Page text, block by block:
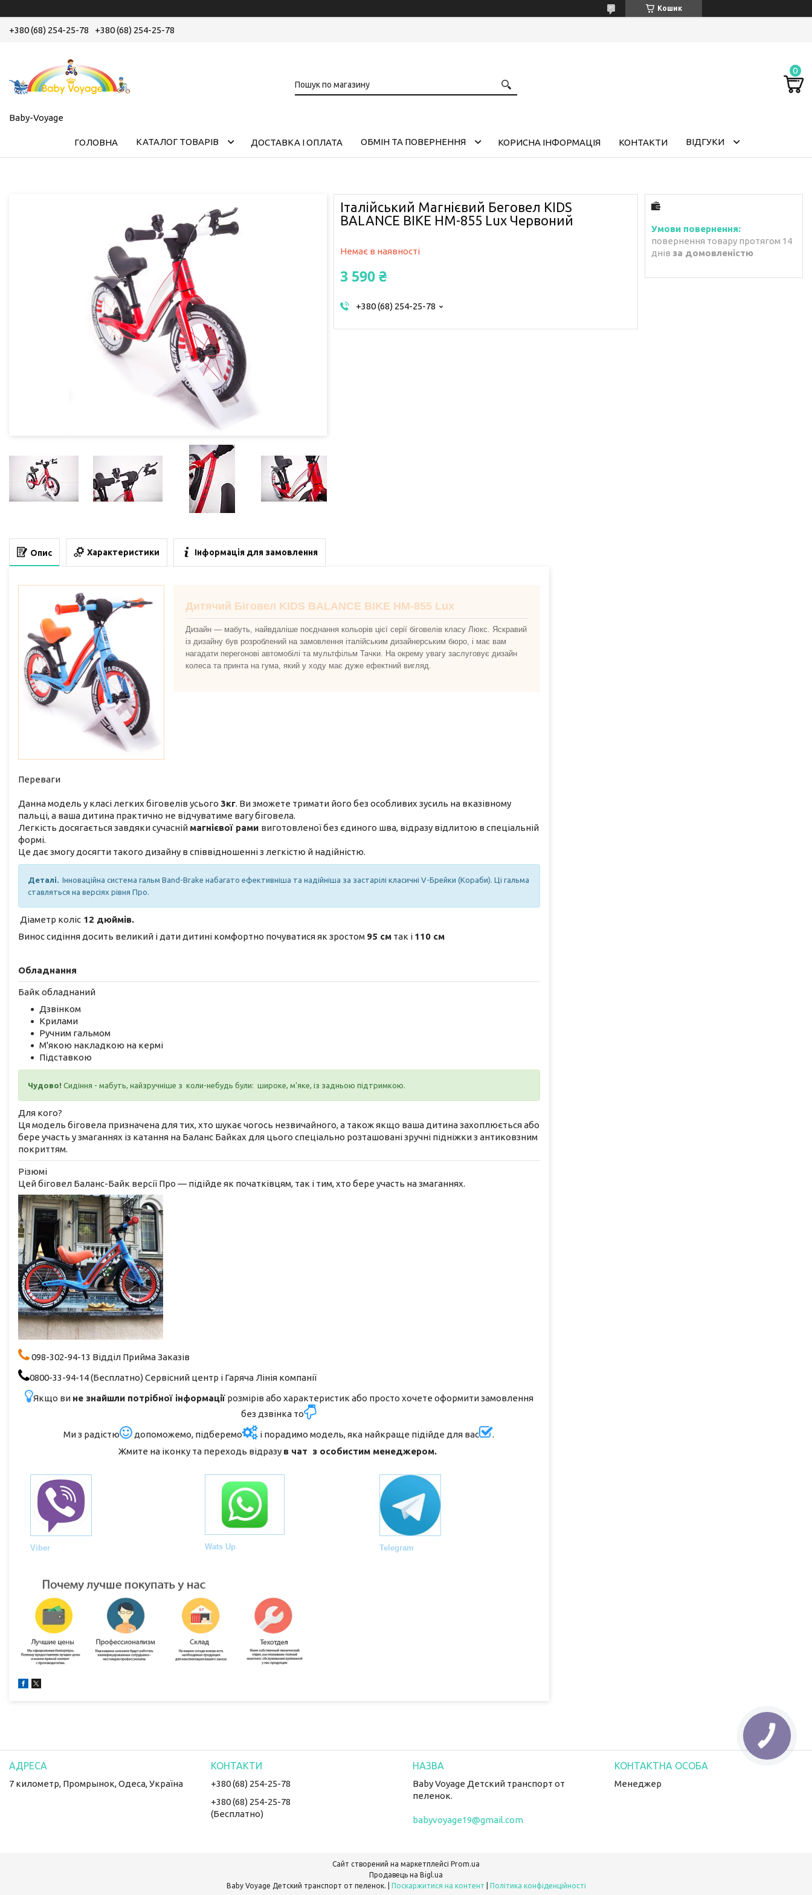
Кошик
+380 (68) 254-25-78 +380 (68) 254-25-78
Baby-Voyage
ГОЛОВНА КАТАЛОГ ТОВАРІВ ДОСТАВКА І ОПЛАТА ОБМІН ТА ПОВЕРНЕННЯ КОРИСНА ІНФОРМАЦІЯ КОНТАКТИ ВІДГУКИ
Італійський Магнієвий Беговел KIDS
BALANCE BIKE НМ-855 Lux Червоний
Немає в наявності
3 590 ₴
+380 (68) 254-25-78
повернення товару протягом 14
днів за домовленістю
Опис Характеристики Інформація для замовлення
Дитячий Біговел KIDS BALANCE BIKE НМ-855 Lux
Дизайн — мабуть, найвдаліше поєднання кольорів цієї серії біговелів класу Люкс. Яскравий
із дизайну був розроблений на замовлення італійським дизайнерським бюро, і має вам
нагадати перегонові автомобілі та мультфільм Тачки. На окрему увагу заслуговує дизайн
колеса та принта на гума, який у ходу має дуже ефектний вигляд.
Переваги
Данна модель у класі легких біговелів усього 3кг. Ви зможете тримати його без особливих зусиль на вказівному
пальці, а ваша дитина практично не відчуватиме вагу біговела.
Легкість досягається завдяки сучасній магнієвої рами виготовленої без єдиного шва, відразу відлитою в спеціальній
формі.
Це дає змогу досягти такого дизайну в співвідношенні з легкістю й надійністю.
Деталі.
Інноваційна система гальм Band-Brake набагато ефективніша та надійніша за застарілі класичні V-Брейки (Кораби). Ці гальма
ставляться на версіях рівня Про.
Діаметр коліс 12 дюймів.
Винос сидіння досить великий і дати дитині комфортно почуватися як зростом 95 см так і 110 см
Обладнання
Байк обладнаний
Дзвінком
Крилами
Ручним гальмом
М'якою накладкою на кермі
Підставкою
Чудово! Сидіння - мабуть, найзручніше з коли-небудь були: широке, м'яке, із задньою підтримкою.
Для кого?
Ця модель біговела призначена для тих, хто шукає чогось незвичайного, а також якщо ваша дитина захоплюється або
бере участь у змаганнях із катання на Баланс Байках для цього спеціально розташовані зручні підніжки з антиковзним
покриттям.
Різюмі
Цей біговел Баланс-Байк версії Про — підійде як початківцям, так і тим, хто бере участь на змаганнях.
098-302-94-13 Відділ Прийма Заказів
0800-33-94-14 (Бесплатно) Сервісний центр і Гаряча Лінія компанії
Якщо ви не знайшли потрібної інформаціїрозмірів або характеристик або просто хочете оформити замовлення
без дзвінка то
Ми з радістю
допоможемо, підберемо і порадимо модель, яка найкраще підійде для вас
.
Жмите на іконку та переходь відразу в чат з особистим менеджером.
Viber Wats Up Telegram
7 километр, Промрынок, Одеса, Україна
+380 (68) 254-25-78
+380 (68) 254-25-78
(Бесплатно)
Baby Voyage Детский транспорт от
пеленок.
babyvoyage19@gmail.com
Менеджер
Сайт створений на маркетплейсі Prom.ua
Продавець на Bigl.ua
Поскаржитися на контент Політика конфіденційності